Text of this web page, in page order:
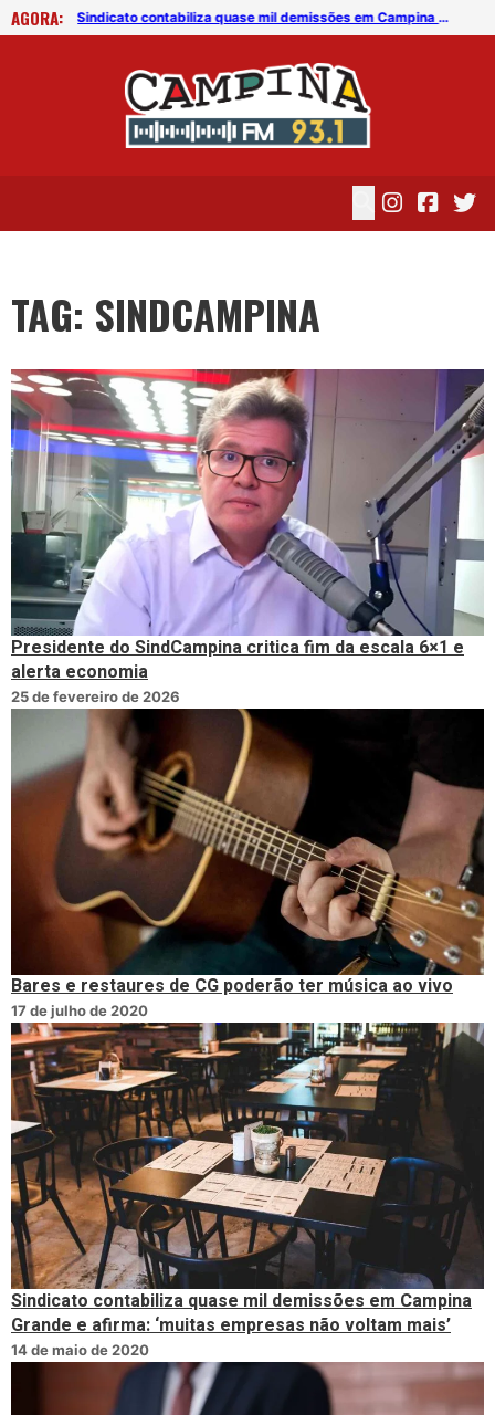
AGORA: Sindicato contabiliza quase mil demissões em Campina Grande e afirma: ‘muitas empresas não voltam mais’
TAG: SINDCAMPINA
Presidente do SindCampina critica fim da escala 6×1 e
alerta economia
25 de fevereiro de 2026
Bares e restaures de CG poderão ter música ao vivo
17 de julho de 2020
Sindicato contabiliza quase mil demissões em Campina
Grande e afirma: ‘muitas empresas não voltam mais’
14 de maio de 2020